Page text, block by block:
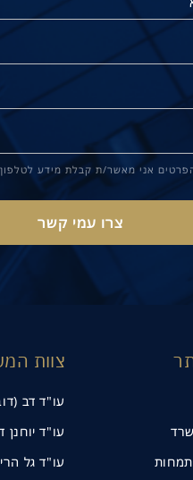
אני מאשר/ת קבלת מידע לטלפון
צוות
עו"ד דב
עו"ד יוחנן
עו"ד גל